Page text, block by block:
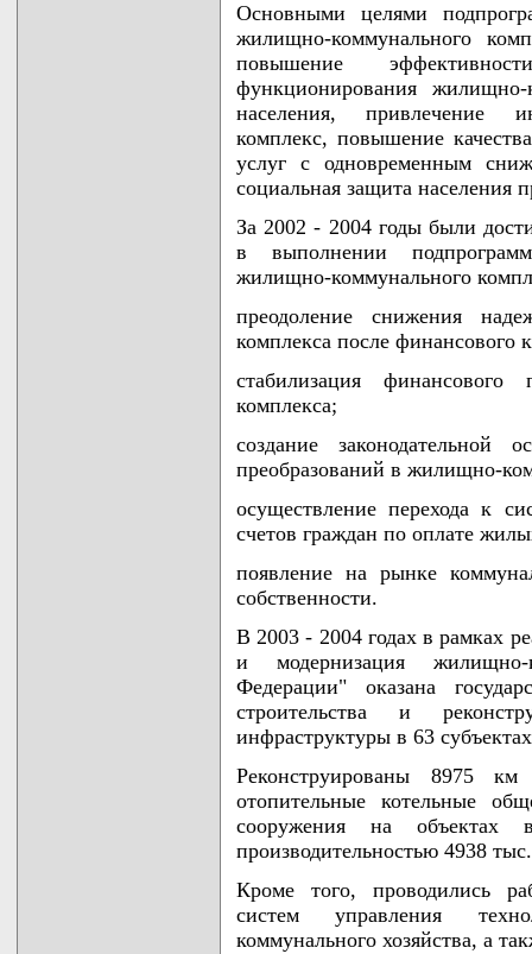
Основными целями
жилищно-коммунального
повышение
функционирования жилищно-
населения, привлечение
комплекс, повышение
услуг с одновременным
социальная защита населения
За 2002 - 2004 годы были
в выполнении
жилищно-коммунального
преодоление снижения
комплекса после финансового
стабилизация финансового
комплекса;
создание законодательной
преобразований в жилищно-
осуществление перехода к
счетов граждан по оплате
появление на рынке
собственности.
В 2003 - 2004 годах в рамках
и модернизация жилищно-
Федерации" оказана
строительства и
инфраструктуры в 63
Реконструированы 8975
отопительные котельные
сооружения на объектах
производительностью 4938
Кроме того, проводились
систем управления
коммунального хозяйства, а